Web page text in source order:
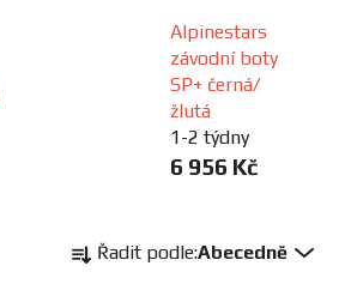
Alpinestars
závodní boty
SP+ černá/
žlutá
1-2 týdny
6 956 Kč
a Řadit podle:Abecedně